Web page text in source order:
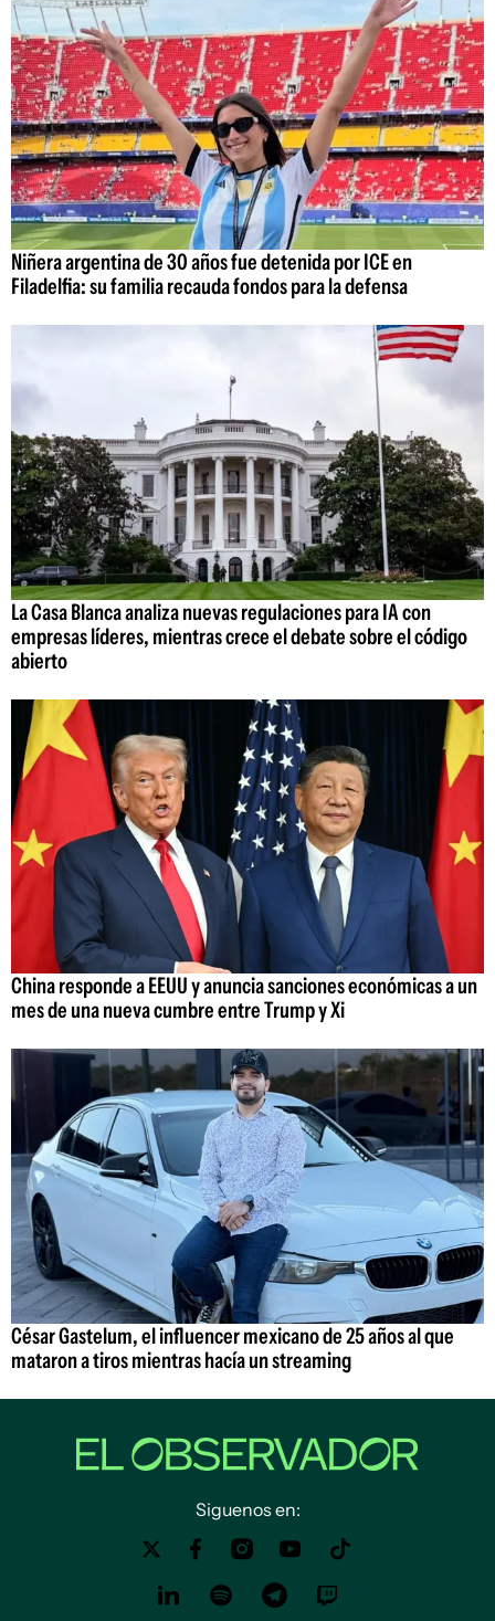
Niñera argentina de 30 años fue detenida por ICE en
Filadelfia: su familia recauda fondos para la defensa
La Casa Blanca analiza nuevas regulaciones para IA con
empresas líderes, mientras crece el debate sobre el código
abierto
China responde a EEUU y anuncia sanciones económicas a un
mes de una nueva cumbre entre Trump y Xi
César Gastelum, el influencer mexicano de 25 años al que
mataron a tiros mientras hacía un streaming
Siguenos en: